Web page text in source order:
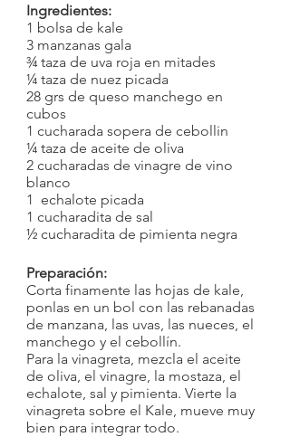
Ingredientes:
1 bolsa de kale
3 manzanas gala
¾ taza de uva roja en mitades
¼ taza de nuez picada
28 grs de queso manchego en
cubos
1 cucharada sopera de cebollin
¼ taza de aceite de oliva
2 cucharadas de vinagre de vino
blanco
1  echalote picada
1 cucharadita de sal
½ cucharadita de pimienta negra
Preparación:
Corta finamente las hojas de kale,
ponlas en un bol con las rebanadas
de manzana, las uvas, las nueces, el
manchego y el cebollín.
Para la vinagreta, mezcla el aceite
de oliva, el vinagre, la mostaza, el
echalote, sal y pimienta. Vierte la
vinagreta sobre el Kale, mueve muy
bien para integrar todo.